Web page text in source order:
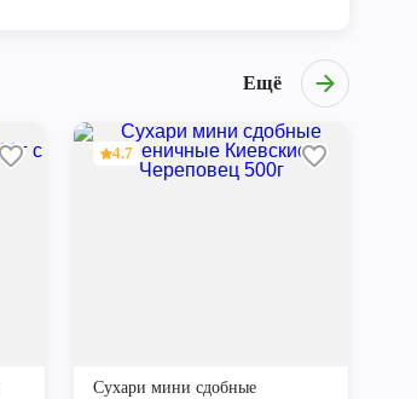
Ещё
4.7
Сухари мини сдобные